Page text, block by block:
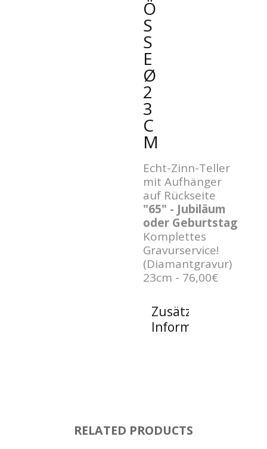
Ö
SS
E
Ø
2
3
C
M
Echt-Zinn-Teller
mit Aufhänger
auf Rückseite
"65" - Jubiläum
oder Geburtstag
Komplettes
Gravurservice!
(Diamantgravur)
23cm - 76,00€
Zusätzliche
Informationen
RELATED PRODUCTS